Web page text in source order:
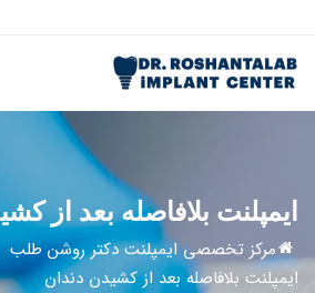
ایمپلنت بلافاصله بعد از
مرکز تخصصی ایمپلنت دکتر روشن طلب
ایمپلنت بلافاصله بعد از کشیدن دندان